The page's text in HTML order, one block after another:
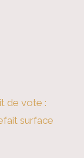
de vote :
surface